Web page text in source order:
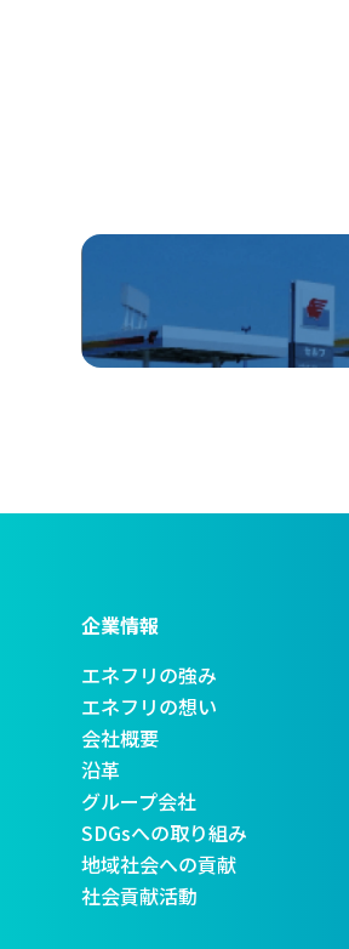
企業情報
エネフリの強み
エネフリの想い
会社概要
沿革
グループ会社
SDGsへの取り組み
地域社会への貢献
社会貢献活動